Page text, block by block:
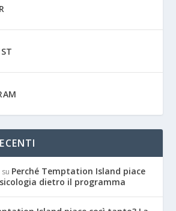
su Perché Temptation Island piace
dietro il programma